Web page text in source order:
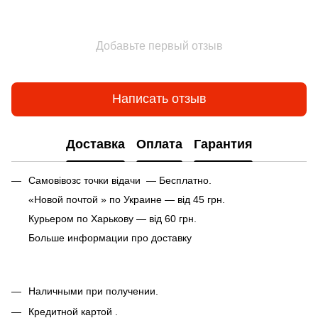
Добавьте первый отзыв
Написать отзыв
Доставка Оплата Гарантия
Самовівозс точки відачи — Бесплатно.
«Новой почтой » по Украине — від 45 грн.
Курьером по Харькову — від 60 грн.
Больше информации про доставку
Наличными при получении.
Кредитной картой .